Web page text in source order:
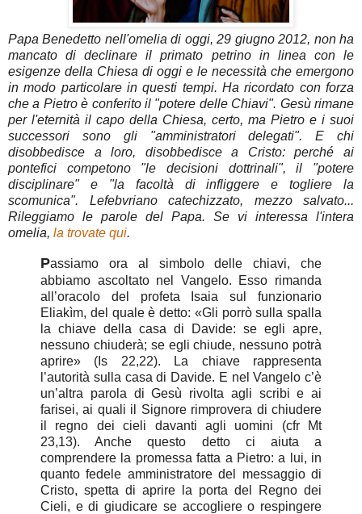
Papa Benedetto nell'omelia di oggi, 29 giugno 2012, non ha
mancato di declinare il primato petrino in linea con le
esigenze della Chiesa di oggi e le necessità che emergono
in modo particolare in questi tempi. Ha ricordato con forza
che a Pietro è conferito il "potere delle Chiavi". Gesù rimane
per l'eternità il capo della Chiesa, certo, ma Pietro e i suoi
successori sono gli "amministratori delegati". E chi
disobbedisce a loro, disobbedisce a Cristo: perché ai
pontefici competono "le decisioni dottrinali", il "potere
disciplinare" e "la facoltà di infliggere e togliere la
scomunica". Lefebvriano catechizzato, mezzo salvato...
Rileggiamo le parole del Papa. Se vi interessa l'intera
omelia, la trovate qui.
Passiamo ora al simbolo delle chiavi, che
abbiamo ascoltato nel Vangelo. Esso rimanda
all’oracolo del profeta Isaia sul funzionario
Eliakìm, del quale è detto: «Gli porrò sulla spalla
la chiave della casa di Davide: se egli apre,
nessuno chiuderà; se egli chiude, nessuno potrà
aprire» (Is 22,22). La chiave rappresenta
l’autorità sulla casa di Davide. E nel Vangelo c’è
un’altra parola di Gesù rivolta agli scribi e ai
farisei, ai quali il Signore rimprovera di chiudere
il regno dei cieli davanti agli uomini (cfr Mt
23,13). Anche questo detto ci aiuta a
comprendere la promessa fatta a Pietro: a lui, in
quanto fedele amministratore del messaggio di
Cristo, spetta di aprire la porta del Regno dei
Cieli, e di giudicare se accogliere o respingere